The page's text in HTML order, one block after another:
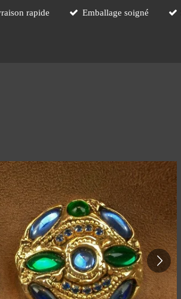
rapide Emballage soigné